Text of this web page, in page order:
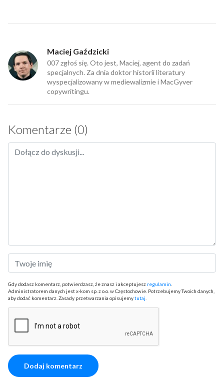
Maciej Gaździcki
007 zgłoś się. Oto jest, Maciej, agent do zadań
specjalnych. Za dnia doktor historii literatury
wyspecjalizowany w mediewalizmie i MacGyver
copywritingu.
Komentarze (0)
Gdy dodasz komentarz, potwierdzasz, że znasz i akceptujesz regulamin
Administratorem danych jest x-kom sp. z o.o. w Częstochowie. Potrzebujemy Twoich danych,
aby dodać komentarz. Zasady przetwarzania opisujemytutaj